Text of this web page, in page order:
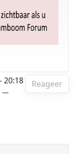
Reageer
20:18
—